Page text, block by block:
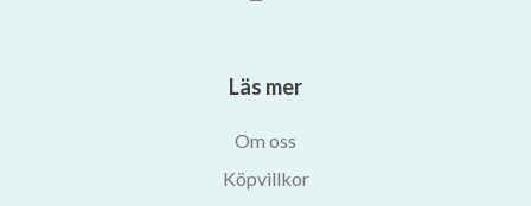
Läs mer
Om oss
Köpvillkor